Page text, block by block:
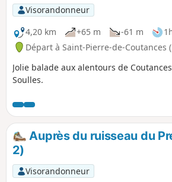
Visorandonneur
4,20 km
+65 m -61 m
Départ à Saint-Pierre-de-Coutances
Jolie balade aux alentours de
Soulles.
Auprès du ruisseau du
2)
Visorandonneur